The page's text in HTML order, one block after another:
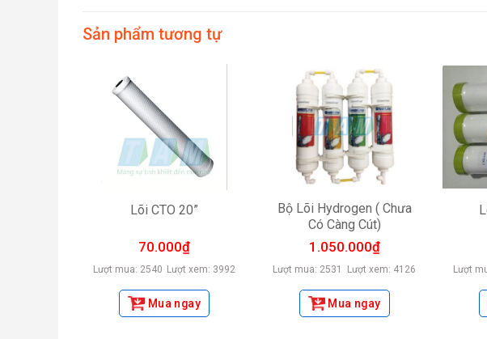
Sản phẩm tương tự
Lõi CTO 20”
70.000₫
Lượt mua: 2540 Lượt xem: 3992
Mua ngay
Bộ Lõi Hydrogen ( Chưa
Có Càng Cút)
1.050.000₫
Lượt mua: 2531 Lượt xem: 4126
Mua ngay
Lượt